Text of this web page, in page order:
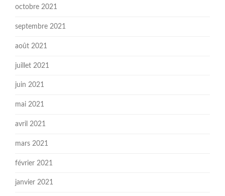
octobre 2021
septembre 2021
août 2021
juillet 2021
juin 2021
mai 2021
avril 2021
mars 2021
février 2021
janvier 2021